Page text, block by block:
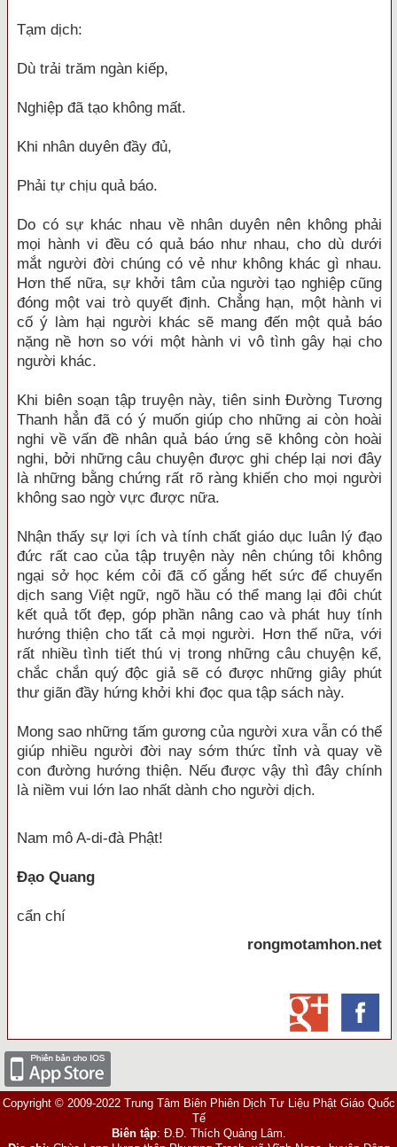
Tạm dịch:
Dù trải trăm ngàn kiếp,
Nghiệp đã tạo không mất.
Khi nhân duyên đầy đủ,
Phải tự chịu quả báo.
Do có sự khác nhau về nhân duyên nên không phải
mọi hành vi đều có quả báo như nhau, cho dù dưới
mắt người đời chúng có vẻ như không khác gì nhau.
Hơn thế nữa, sự khởi tâm của người tạo nghiệp cũng
đóng một vai trò quyết định. Chẳng hạn, một hành vi
cố ý làm hại người khác sẽ mang đến một quả báo
nặng nề hơn so với một hành vi vô tình gây hại cho
người khác.
Khi biên soạn tập truyện này, tiên sinh Đường Tương
Thanh hẳn đã có ý muốn giúp cho những ai còn hoài
nghi về vấn đề nhân quả báo ứng sẽ không còn hoài
nghi, bởi những câu chuyện được ghi chép lại nơi đây
là những bằng chứng rất rõ ràng khiến cho mọi người
không sao ngờ vực được nữa.
Nhận thấy sự lợi ích và tính chất giáo dục luân lý đạo
đức rất cao của tập truyện này nên chúng tôi không
ngại sở học kém cỏi đã cố gắng hết sức để chuyển
dịch sang Việt ngữ, ngõ hầu có thể mang lại đôi chút
kết quả tốt đẹp, góp phần nâng cao và phát huy tính
hướng thiện cho tất cả mọi người. Hơn thế nữa, với
rất nhiều tình tiết thú vị trong những câu chuyện kể,
chắc chắn quý độc giả sẽ có được những giây phút
thư giãn đầy hứng khởi khi đọc qua tập sách này.
Mong sao những tấm gương của người xưa vẫn có thể
giúp nhiều người đời nay sớm thức tỉnh và quay về
con đường hướng thiện. Nếu được vậy thì đây chính
là niềm vui lớn lao nhất dành cho người dịch.
Nam mô A-di-đà Phật!
Đạo Quang
cẩn chí
rongmotamhon.net
Copyright © 2009-2022 Trung Tâm Biên Phiên Dịch Tư Liệu Phật Giáo Quốc
Tế
Biên tập: Đ.Đ. Thích Quảng Lâm.